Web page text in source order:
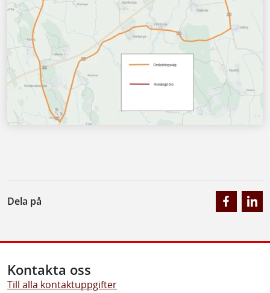
Dela på
Kontakta oss
Till alla kontaktuppgifter